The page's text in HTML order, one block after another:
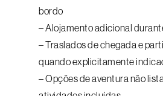
bordo
– Alojamento adicional
– Traslados de chegada e
quando explicitamente
– Opções de aventura não